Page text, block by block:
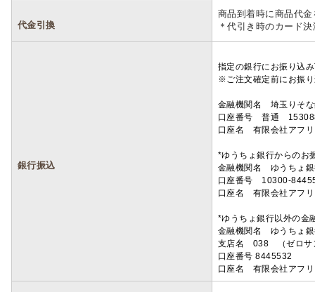
代金引換
商品到着時に商品代
＊代引き時のカード
銀行振込
指定の銀行にお振り込
※ご注文確定前にお振
金融機関名 埼玉りそ
口座番号 普通
口座名 有限会社アフ
*ゆうちょ銀行からのお
金融機関名 ゆうちょ
口座番号 10300-
口座名 有限会社アフ
*ゆうちょ銀行以外の金
金融機関名 ゆうちょ
支店名 038 （ゼロサ
口座番号 8445532
口座名 有限会社アフ